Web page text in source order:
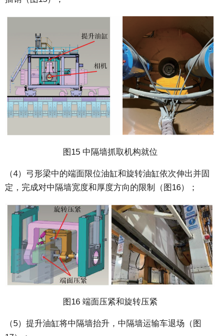
图15 中隔墙抓取机构就位
（4）弓形梁中的端面限位油缸和旋转油缸依次伸出并固
定，完成对中隔墙宽度和厚度方向的限制（图16）；
图16 端面压紧和旋转压紧
（5）提升油缸将中隔墙抬升，中隔墙运输车退场（图